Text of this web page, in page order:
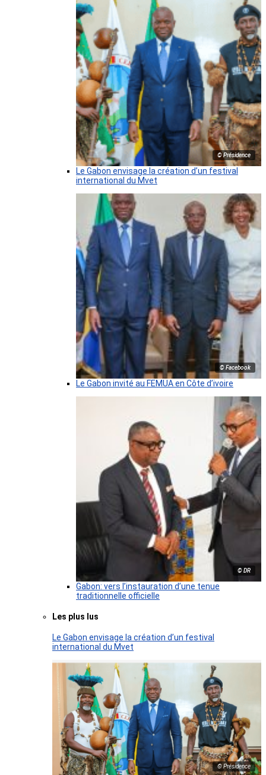
© Présidence
Le Gabon envisage la création d’un festival
international du Mvet
© Facebook
Le Gabon invité au FEMUA en Côte d’ivoire
© DR
Gabon: vers l’instauration d’une tenue
traditionnelle officielle
Les plus lus
Le Gabon envisage la création d’un festival
international du Mvet
© Présidence